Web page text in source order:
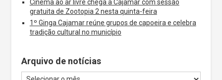
Cinema ao ar livre chega a Cajamar com sessão
gratuita de Zootopia 2 nesta quinta-feira
1º Ginga Cajamar reúne grupos de capoeira e celebra
tradição cultural no município
Arquivo de notícias